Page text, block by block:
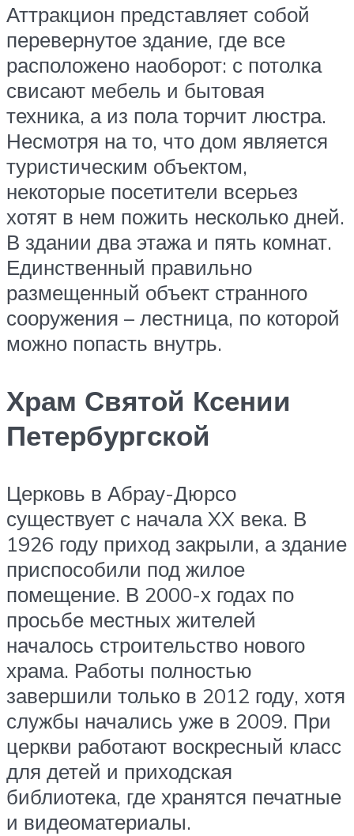
Аттракцион представляет собой
перевернутое здание, где все
расположено наоборот: с потолка
свисают мебель и бытовая
техника, а из пола торчит люстра.
Несмотря на то, что дом является
туристическим объектом,
некоторые посетители всерьез
хотят в нем пожить несколько дней.
В здании два этажа и пять комнат.
Единственный правильно
размещенный объект странного
сооружения – лестница, по которой
можно попасть внутрь.
Храм Святой Ксении
Петербургской
Церковь в Абрау-Дюрсо
существует с начала XX века. В
1926 году приход закрыли, а здание
приспособили под жилое
помещение. В 2000-х годах по
просьбе местных жителей
началось строительство нового
храма. Работы полностью
завершили только в 2012 году, хотя
службы начались уже в 2009. При
церкви работают воскресный класс
для детей и приходская
библиотека, где хранятся печатные
и видеоматериалы.